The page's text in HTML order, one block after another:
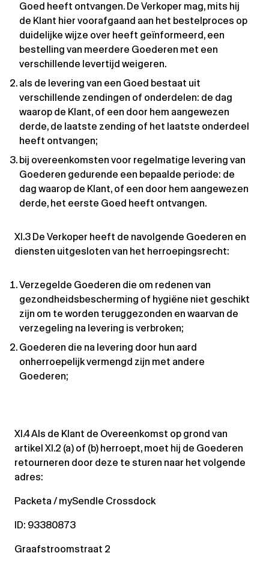
Goed heeft ontvangen. De Verkoper mag, mits hij
de Klant hier voorafgaand aan het bestelproces op
duidelijke wijze over heeft geïnformeerd, een
bestelling van meerdere Goederen met een
verschillende levertijd weigeren.
als de levering van een Goed bestaat uit
verschillende zendingen of onderdelen: de dag
waarop de Klant, of een door hem aangewezen
derde, de laatste zending of het laatste onderdeel
heeft ontvangen;
bij overeenkomsten voor regelmatige levering van
Goederen gedurende een bepaalde periode: de
dag waarop de Klant, of een door hem aangewezen
derde, het eerste Goed heeft ontvangen.
XI.3 De Verkoper heeft de navolgende Goederen en
diensten uitgesloten van het herroepingsrecht:
Verzegelde Goederen die om redenen van
gezondheidsbescherming of hygiëne niet geschikt
zijn om te worden teruggezonden en waarvan de
verzegeling na levering is verbroken;
Goederen die na levering door hun aard
onherroepelijk vermengd zijn met andere
Goederen;
XI.4 Als de Klant de Overeenkomst op grond van
artikel XI.2 (a) of (b) herroept, moet hij de Goederen
retourneren door deze te sturen naar het volgende
adres:
Packeta / mySendle Crossdock
ID: 93380873
Graafstroomstraat 2